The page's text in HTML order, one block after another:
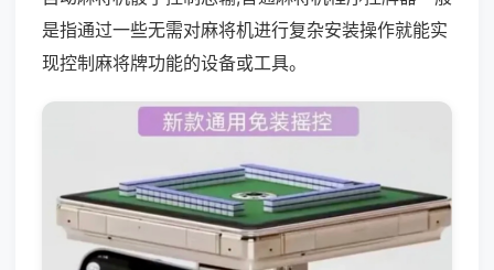
是指通过一些无需对麻将机进行复杂安装操作就能实
现控制麻将牌功能的设备或工具。